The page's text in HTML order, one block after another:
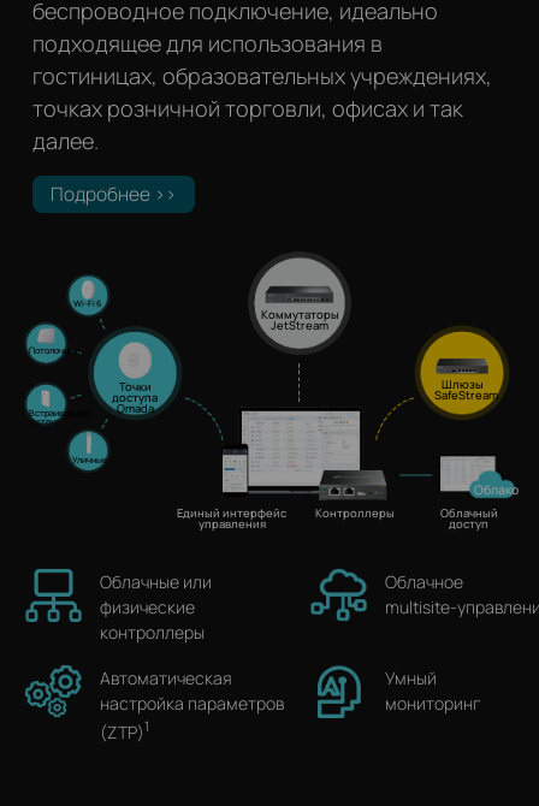
беспроводное подключение, идеально
подходящее для использования в
гостиницах, образовательных учреждениях,
точках розничной торговли, офисах и так
далее.
Подробнее >>
Коммутаторы
JetStream
Шлюзы
SafeStream
Точки
доступа
Omada
Wi-Fi 6
Потолочные
Встраиваемые
в стену
Уличные
Единый интерфейс
управления
Контроллеры Облачный
доступ
Облако
Облачные или
физические
контроллеры
Облачное
Автоматическая
настройка параметров
(ZTP) 1
Умный
мониторинг